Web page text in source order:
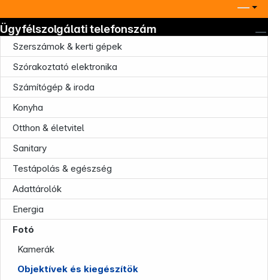
Szerszámok & kerti gépek
Szórakoztató elektronika
Számítógép & iroda
Konyha
Otthon & életvitel
Sanitary
Testápolás & egészség
Adattárolók
Energia
Fotó
Kamerák
Objektívek és kiegészítök
Ügyfélszolgálati telefonszám